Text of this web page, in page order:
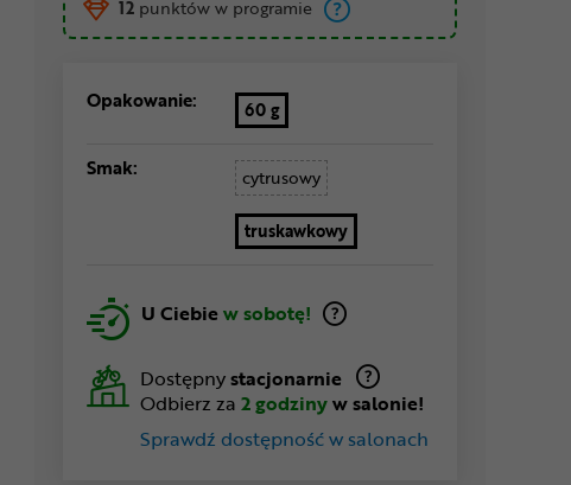
12 punktów w programie
Opakowanie: 60 g
Smak: cytrusowy
truskawkowy
U Ciebiew sobotę!
Dostępnystacjonarnie
Odbierz za 2 godzinyw salonie!
Sprawdź dostępność w salonach